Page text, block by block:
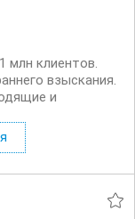
млн клиентов.
взыскания.
и
Выставлять